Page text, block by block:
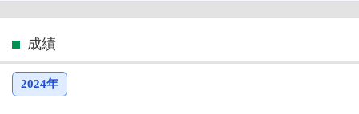
成績
2024年